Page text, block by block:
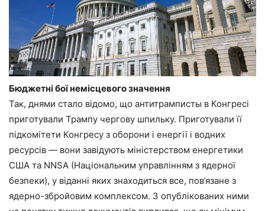
Бюджетні бої немісцевого значення
Так, днями стало відомо, що антитрамписты в Конгресі
приготували Трампу чергову шпильку. Приготували її
підкомітети Конгресу з оборони і енергії і водних
ресурсів — вони завідують міністерством енергетики
США та NNSA (Національним управлінням з ядерної
безпеки), у віданні яких знаходиться все, пов’язане з
ядерно-збройовим комплексом. З опублікованих ними